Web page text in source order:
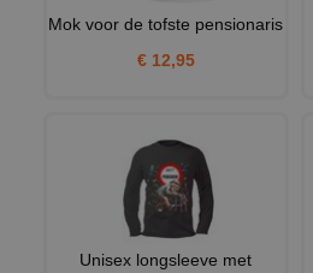
Mok voor de tofste pensionaris
€ 12,95
Unisex longsleeve met